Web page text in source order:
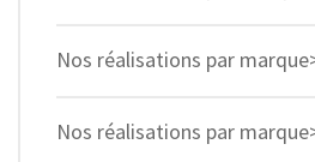
Nos réalisations par
Nos réalisations par